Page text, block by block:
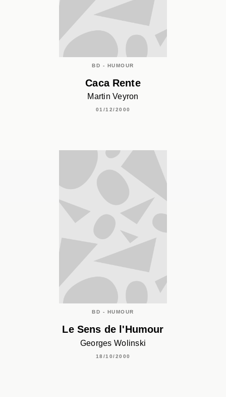
BD - HUMOUR
Caca Rente
Martin Veyron
01/12/2000
BD - HUMOUR
Le Sens de l'Humour
Georges Wolinski
18/10/2000